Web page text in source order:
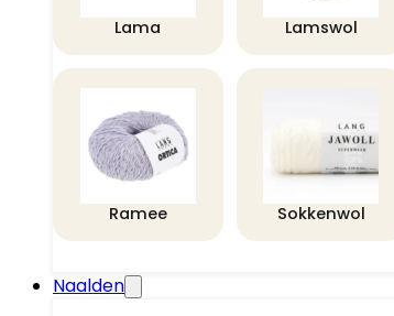
Lama Lamswol
Ramee Sokkenwol
Naalden